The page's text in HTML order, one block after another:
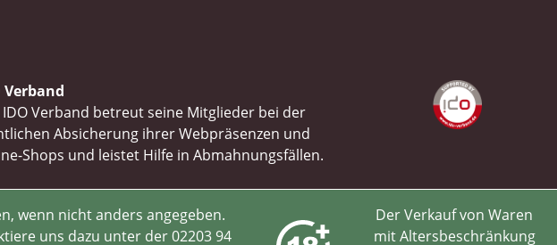
Verband
Verband betreut seine Mitglieder bei der
Absicherung ihrer Webpräsenzen und
Shops und leistet Hilfe in Abmahnungsfällen.
wenn nicht anders angegeben.
uns dazu unter der 02203 94
Der Verkauf von Waren
mit Altersbeschränkung